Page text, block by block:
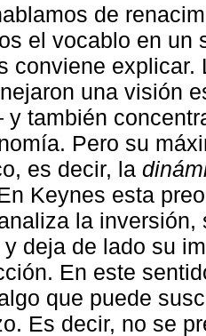
de
el vocablo en un
conviene
una visión
también
Pero su
es decir, la
Keynes esta
la
y deja de lado su
En este
que puede
Es decir, no se